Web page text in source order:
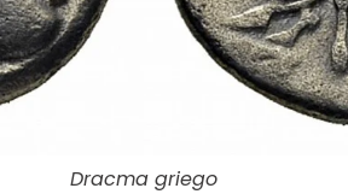
Dracma griego